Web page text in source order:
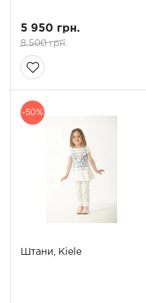
5 950 грн.
8 500 грн.
-50%
Штани, Kiele